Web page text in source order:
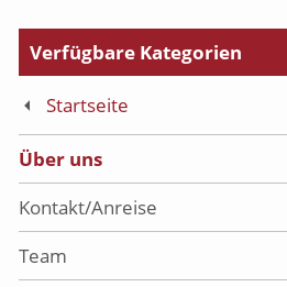
Startseite
Über uns
Kontakt/Anreise
Team